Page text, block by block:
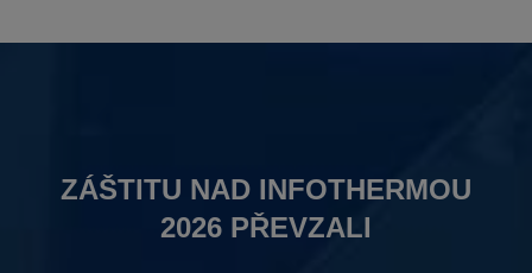
ZÁŠTITU NAD INFOTHERMOU
2026 PŘEVZALI